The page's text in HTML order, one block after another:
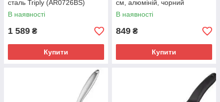
сталь Triply (AR0726BS)
В наявності
1 589 ₴
Купити
см, алюміній, чорний
(AR1924GDP)
В наявності
849 ₴
Купити